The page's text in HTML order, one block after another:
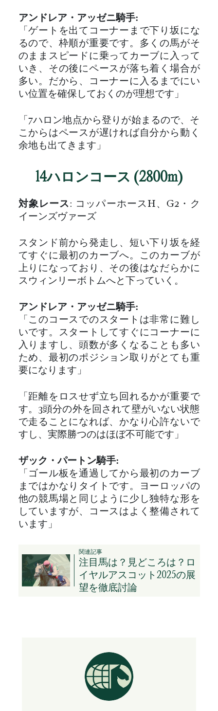
アンドレア・アッゼニ騎手:
「ゲートを出てコーナーまで下り坂にな
るので、枠順が重要です。多くの馬がそ
のままスピードに乗ってカーブに入って
いき、その後にペースが落ち着く場合が
多い。だから、コーナーに入るまでにい
い位置を確保しておくのが理想です」
「7ハロン地点から登りが始まるので、そ
こからはペースが遅ければ自分から動く
余地も出てきます」
14ハロンコース (2800m)
対象レース: コッパーホースH、G2・ク
イーンズヴァーズ
スタンド前から発走し、短い下り坂を経
てすぐに最初のカーブへ。このカーブが
上りになっており、その後はなだらかに
スウィンリーボトムへと下っていく。
アンドレア・アッゼニ騎手:
「このコースでのスタートは非常に難し
いです。スタートしてすぐにコーナーに
入りますし、頭数が多くなることも多い
ため、最初のポジション取りがとても重
要になります」
「距離をロスせず立ち回れるかが重要で
す。3頭分の外を回されて壁がいない状態
で走ることになれば、かなり心許ないで
すし、実際勝つのはほぼ不可能です」
ザック・パートン騎手:
「ゴール板を通過してから最初のカーブ
まではかなりタイトです。ヨーロッパの
他の競馬場と同じように少し独特な形を
していますが、コースはよく整備されて
います」
関連記事
注目馬は？見どころは？ロ
イヤルアスコット2025の展
望を徹底討論